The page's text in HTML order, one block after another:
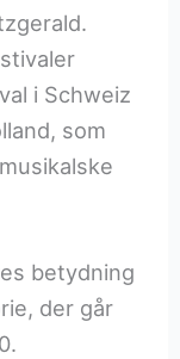
i Schweiz
som
betydning
der går